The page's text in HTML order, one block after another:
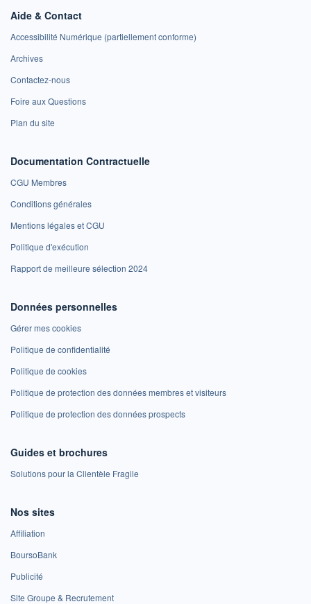
Aide & Contact
Accessibilité Numérique (partiellement conforme)
Archives
Contactez-nous
Foire aux Questions
Plan du site
Documentation Contractuelle
CGU Membres
Conditions générales
Mentions légales et CGU
Politique d'exécution
Rapport de meilleure sélection 2024
Données personnelles
Gérer mes cookies
Politique de confidentialité
Politique de cookies
Politique de protection des données membres et visiteurs
Politique de protection des données prospects
Guides et brochures
Solutions pour la Clientèle Fragile
Nos sites
Affiliation
BoursoBank
Publicité
Site Groupe & Recrutement